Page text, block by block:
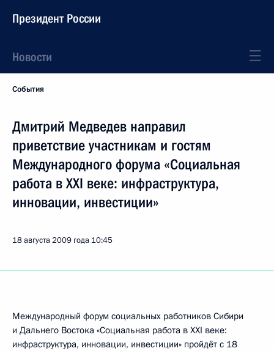
Президент России
Новости
События
Дмитрий Медведев направил
приветствие участникам и гостям
Международного форума «Социальная
работа в XXI веке: инфраструктура,
инновации, инвестиции»
18 августа 2009 года 10:45
Международный форум социальных работников Сибири
и Дальнего Востока «Социальная работа в XXI веке:
инфраструктура, инновации, инвестиции» пройдёт с 18